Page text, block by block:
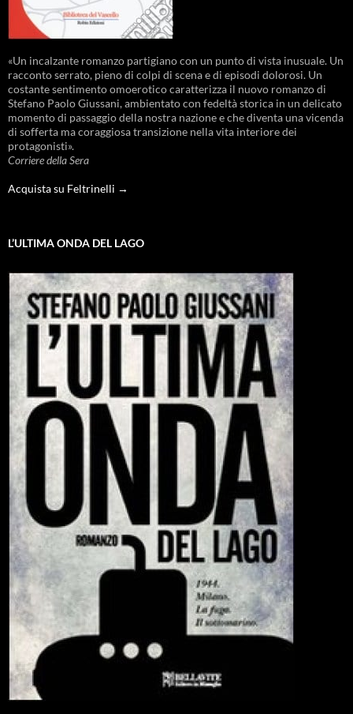
«Un incalzante romanzo partigiano con un punto di vista inusuale. Un
racconto serrato, pieno di colpi di scena e di episodi dolorosi. Un
costante sentimento omoerotico caratterizza il nuovo romanzo di
Stefano Paolo Giussani, ambientato con fedeltà storica in un delicato
momento di passaggio della nostra nazione e che diventa una vicenda
di sofferta ma coraggiosa transizione nella vita interiore dei
protagonisti».
Corriere della Sera
Acquista su Feltrinelli →
L’ULTIMA ONDA DEL LAGO